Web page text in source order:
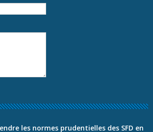
les normes prudentielles des SFD en